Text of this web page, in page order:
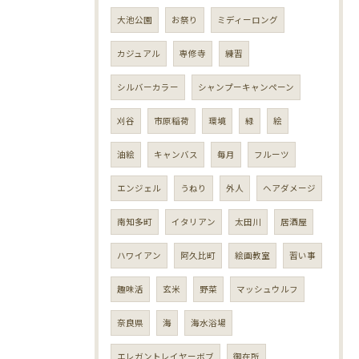
大池公園 お祭り ミディーロング
カジュアル 専修寺 練習
シルバーカラー シャンプーキャンペーン
刈谷 市原稲荷 環境 緑 絵
油絵 キャンバス 毎月 フルーツ
エンジェル うねり 外人 ヘアダメージ
南知多町 イタリアン 太田川 居酒屋
ハワイアン 阿久比町 絵画教室 習い事
趣味活 玄米 野菜 マッシュウルフ
奈良県 海 海水浴場
エレガントレイヤーボブ 御在所